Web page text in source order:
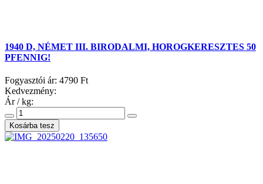
1940 D, NÉMET III. BIRODALMI, HOROGKERESZTES 50
PFENNIG!
Fogyasztói ár: 4790 Ft
Kedvezmény:
Ár / kg: